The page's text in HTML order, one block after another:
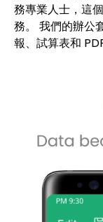
務專業人士，這
務。 我們的辦公
報、試算表和 PDF